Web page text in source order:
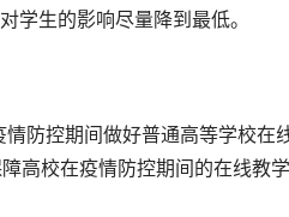
学生的影响尽量降到最低。
防控期间做好普通高等学校在
高校在疫情防控期间的在线教学